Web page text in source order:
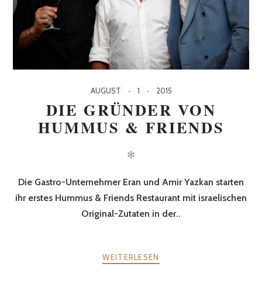
AUGUST 1 2015
DIE GRÜNDER VON
HUMMUS & FRIENDS
✻
Die Gastro-Unternehmer Eran und Amir Yazkan starten
ihr erstes Hummus & Friends Restaurant mit israelischen
Original-Zutaten in der..
WEITERLESEN